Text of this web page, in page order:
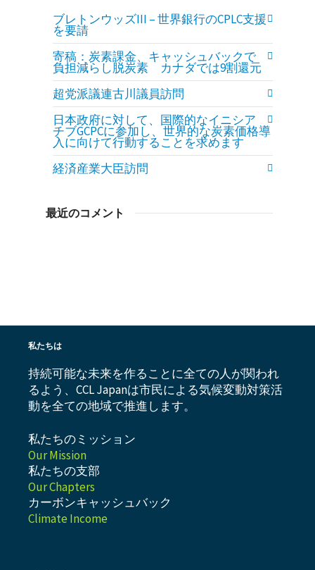
ブレトンウッズIII – 世界銀行のCPLC支援
を要請
寄稿：炭素課金、キャッシュバックで
負担減らし脱炭素 カナダでは9割還元
超党派議連古川議員訪問
日本政府に対して、国際的なイニシア
チブGCPCに参加し、世界的な炭素価格導
入に向けて行動することを求めます
経済産業大臣訪問
最近のコメント
私たちは
持続可能な未来を作ることに全ての人が関われ
るよう、CCL Japanは市民による気候変動対策活
動を全ての地域で推進します。
私たちのミッション
Our Mission
私たちの支部
Our Chapters
カーボンキャッシュバック
Climate Income